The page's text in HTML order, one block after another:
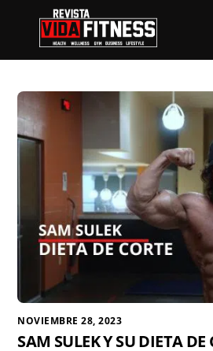
content
NOVIEMBRE 28, 2023
SAM SULEK Y SU DIETA DE